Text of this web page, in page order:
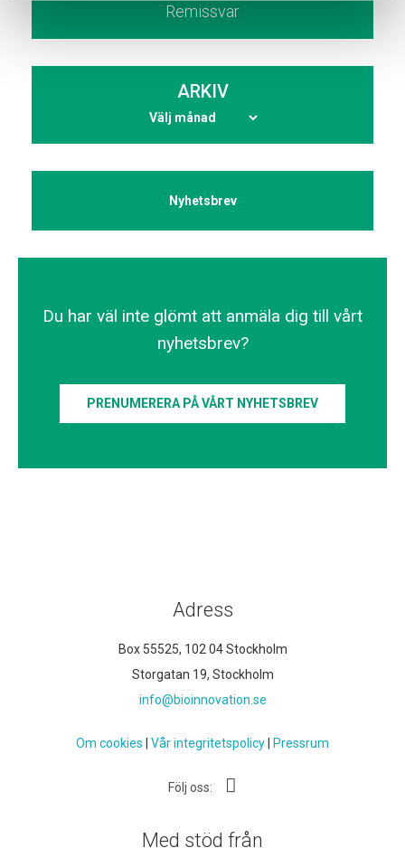
Remissvar
ARKIV
Nyhetsbrev
Du har väl inte glömt att anmäla dig till vårt
nyhetsbrev?
PRENUMERERA PÅ VÅRT NYHETSBREV
Adress
Box 55525, 102 04 Stockholm
Storgatan 19, Stockholm
info@bioinnovation.se
Om cookies | Vår integritetspolicy| Pressrum
Följ oss:
Med stöd från